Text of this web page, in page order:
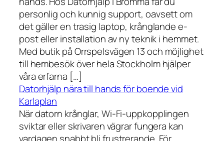
personlig och kunnig support, oavsett om
det gäller en trasig laptop, krånglande e-
post eller installation av ny teknik i hemmet.
Med butik på Orrspelsvägen 13 och möjlighet
till hembesök över hela Stockholm hjälper
våra erfarna […]
Datorhjälp nära till hands för boende vid
Karlaplan
När datorn krånglar, Wi-Fi-uppkopplingen
sviktar eller skrivaren vägrar fungera kan